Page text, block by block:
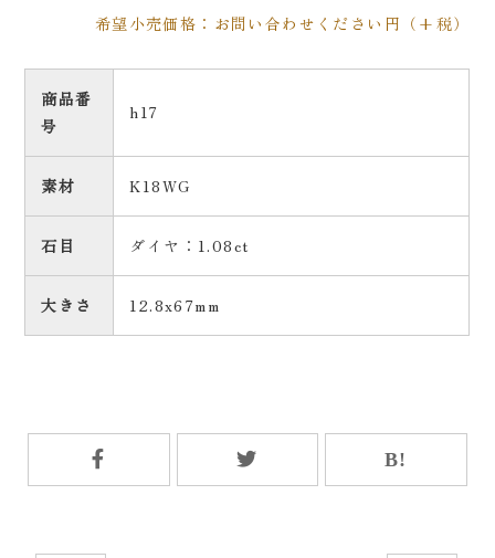
希望小売価格：お問い合わせください円（+税）
商品番
号
h17
素材 K18WG
石目 ダイヤ：1.08ct
大きさ 12.8x67mm